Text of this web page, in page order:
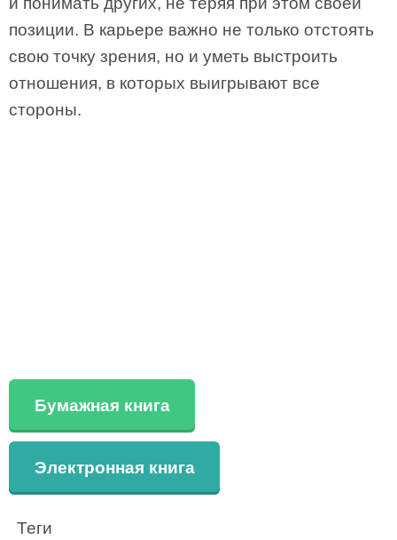
позиции. В карьере важно не только отстоять
свою точку зрения, но и уметь выстроить
отношения, в которых выигрывают все
стороны.
Бумажная книга
Электронная книга
Теги